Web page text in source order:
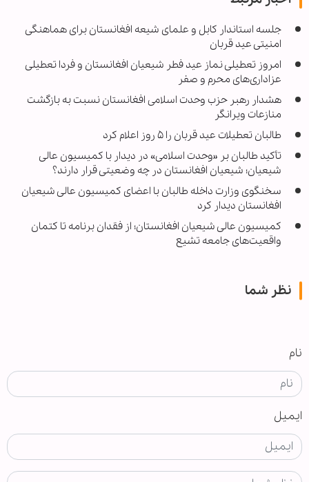
جلسه استاندار کابل و علمای شیعه افغانستان برای هماهنگی
امنیتی عید قربان
امروز تعطیلی نماز عید فطر شیعیان افغانستان و فردا تعطیلی
عزاداری‌های محرم و صفر
هشدار رهبر حزب وحدت اسلامی افغانستان نسبت به بازگشت
منازعات ویرانگر
طالبان تعطیلات عید قربان را ۵ روز اعلام کرد
تأکید طالبان بر «وحدت اسلامی» در دیدار با کمیسیون عالی
شیعیان؛ شیعیان افغانستان در چه وضعیتی قرار دارند؟
سخنگوی وزارت داخله طالبان با اعضای کمیسیون عالی شیعیان
افغانستان دیدار کرد
کمیسیون عالی شیعیان افغانستان؛ از فقدان برنامه تا کتمان
واقعیت‌های جامعه تشیع
نظر شما
نام
ایمیل